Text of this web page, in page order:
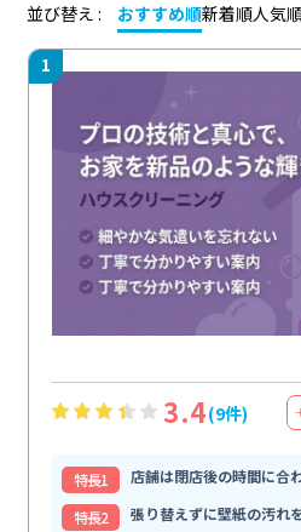
並び替え :
おすすめ順新着順人気
1
3.4(9件)
特⻑1
店舗は閉店後の時間に合
特⻑2
張り替えずに壁紙の汚れ